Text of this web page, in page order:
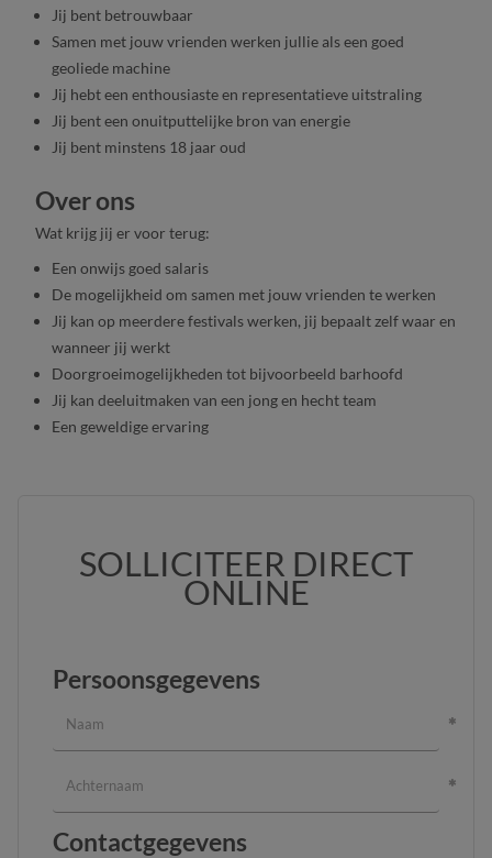
Jij bent betrouwbaar
Samen met jouw vrienden werken jullie als een goed
geoliede machine
Jij hebt een enthousiaste en representatieve uitstraling
Jij bent een onuitputtelijke bron van energie
Jij bent minstens 18 jaar oud
Over ons
Wat krijg jij er voor terug:
Een onwijs goed salaris
De mogelijkheid om samen met jouw vrienden te werken
Jij kan op meerdere festivals werken, jij bepaalt zelf waar en
wanneer jij werkt
Doorgroeimogelijkheden tot bijvoorbeeld barhoofd
Jij kan deeluitmaken van een jong en hecht team
Een geweldige ervaring
SOLLICITEER DIRECT
ONLINE
Persoonsgegevens
Contactgegevens